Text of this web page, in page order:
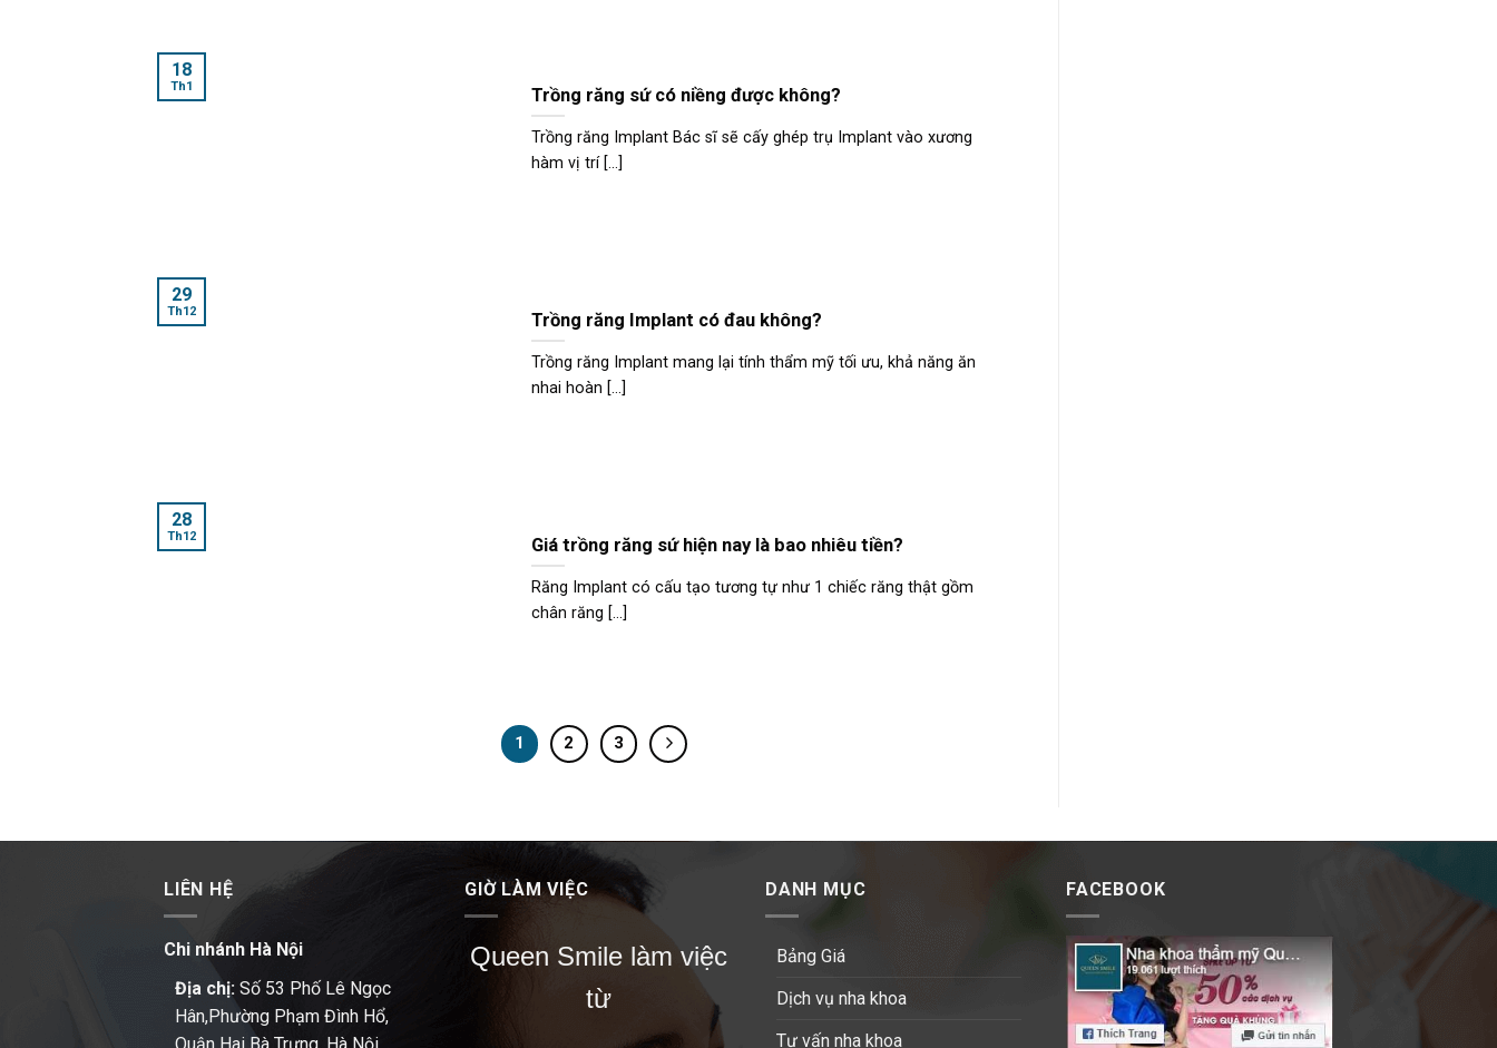
Trồng răng sứ có niềng được không?
Trồng răng Implant Bác sĩ sẽ cấy ghép trụ Implant vào xương
hàm vị trí [...]
18
Th1
Trồng răng Implant có đau không?
Trồng răng Implant mang lại tính thẩm mỹ tối ưu, khả năng ăn
nhai hoàn [...]
29
Th12
Giá trồng răng sứ hiện nay là bao nhiêu tiền?
Răng Implant có cấu tạo tương tự như 1 chiếc răng thật gồm
chân răng [...]
28
Th12
1 2 3
LIÊN HỆ
Chi nhánh Hà Nội
Địa chị: Số 53 Phố Lê Ngọc
Hân,Phường Phạm Đình Hổ,
GIỜ LÀM VIỆC
Queen Smile làm việc
từ
DANH MỤC
Bảng Giá
Dịch vụ nha khoa
Tư vấn nha khoa
FACEBOOK